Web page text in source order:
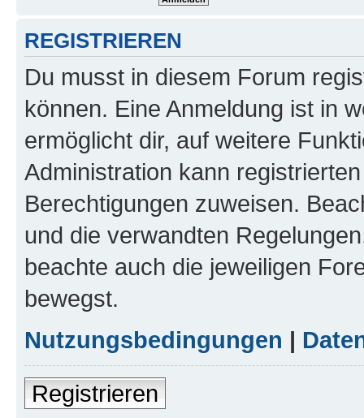
REGISTRIEREN
Du musst in diesem Forum
können. Eine Anmeldung ist in
ermöglicht dir, auf weitere
Administration kann
Berechtigungen zuweisen.
und die verwandten
beachte auch die jeweiligen
bewegst.
Nutzungsbedingungen |
Registrieren